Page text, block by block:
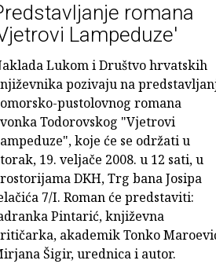
romana
Lampeduze'
Lukom i Društvo hrvatskih
pozivaju na
pustolovnog romana
Todorovskog "Vjetrovi
koje će se održati u
19. veljače 2008. u 12 sati, u
DKH, Trg bana Josipa
7/I. Roman će predstaviti:
Pintarić, književna
akademik Tonko
Šigir, urednica i autor.